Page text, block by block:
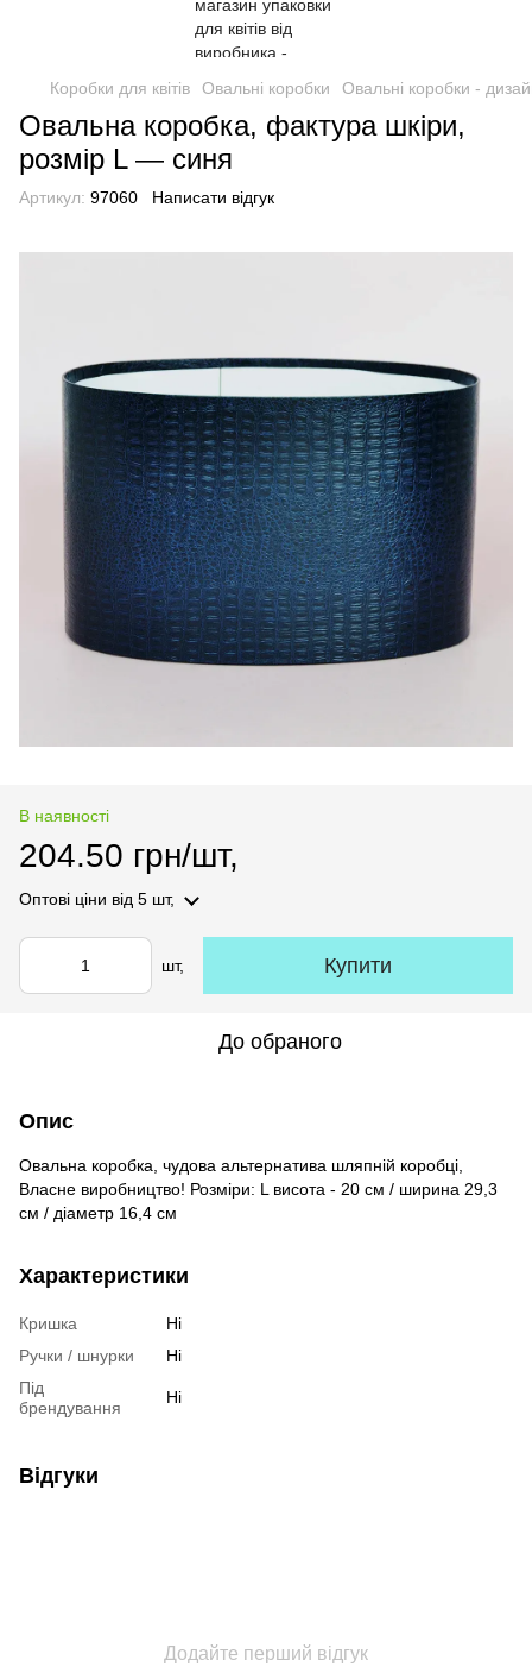
Коробки для квітів Овальні коробки Овальні коробки -
Овальна коробка, фактура шкіри,
розмір L — синя
Артикул: 97060 Написати відгук
В наявності
204.50 грн/шт,
Оптові ціни від 5 шт,
шт, Купити
До обраного
Опис
Овальна коробка, чудова альтернатива шляпній коробці,
Власне виробництво! Розміри: L висота - 20 см / ширина 29,3
см / діаметр 16,4 см
Характеристики
Кришка
Ні
Ручки / шнурки
Ні
Під
брендування
Ні
Відгуки
Додайте перший відгук